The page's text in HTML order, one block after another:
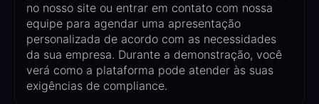
no nosso site ou entrar em contato com nossa
equipe para agendar uma apresentação
personalizada de acordo com as necessidades
da sua empresa. Durante a demonstração, você
verá como a plataforma pode atender às suas
exigências de compliance.